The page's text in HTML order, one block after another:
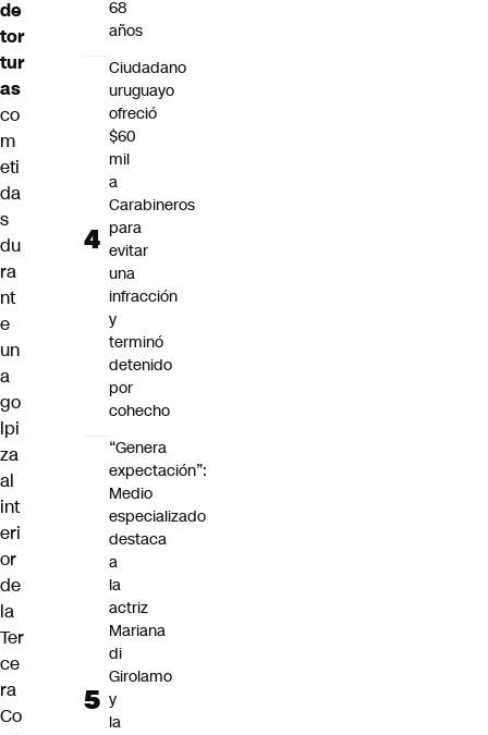
de
tor
tur
as
co
m
eti
da
s
du
ra
nt
e
un
a
go
lpi
za
al
int
eri
or
de
la
Ter
ce
ra
Co
68
años
Ciudadano
uruguayo
ofreció
$60
mil
a
Carabineros
para
evitar
una
infracción
y
terminó
detenido
por
cohecho
“Genera
expectación”:
Medio
especializado
destaca
a
la
actriz
Mariana
di
Girolamo
y
la